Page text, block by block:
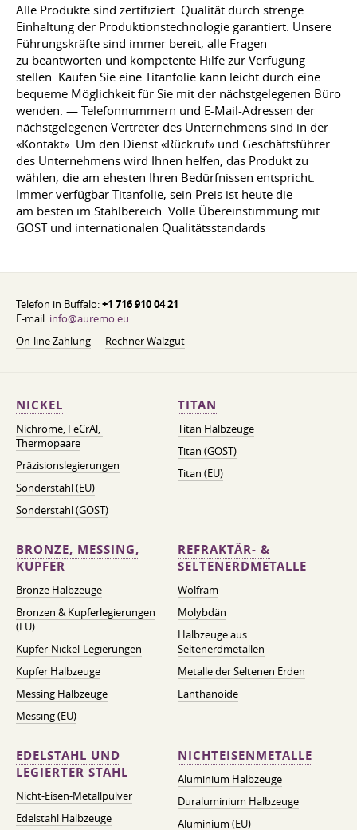
Alle Produkte sind zertifiziert. Qualität durch strenge
Einhaltung der Produktionstechnologie garantiert. Unsere
Führungskräfte sind immer bereit, alle Fragen
zu beantworten und kompetente Hilfe zur Verfügung
stellen. Kaufen Sie eine Titanfolie kann leicht durch eine
bequeme Möglichkeit für Sie mit der nächstgelegenen Büro
wenden. — Telefonnummern und E-Mail-Adressen der
nächstgelegenen Vertreter des Unternehmens sind in der
«Kontakt». Um den Dienst «Rückruf» und Geschäftsführer
des Unternehmens wird Ihnen helfen, das Produkt zu
wählen, die am ehesten Ihren Bedürfnissen entspricht.
Immer verfügbar Titanfolie, sein Preis ist heute die
am besten im Stahlbereich. Volle Übereinstimmung mit
GOST und internationalen Qualitätsstandards
Telefon in Buffalo:+1 716 910 04 21
E-mail: info@auremo.eu
On-line Zahlung
Rechner Walzgut
NICKEL
Nichrome, FeСrAl, ​​
Thermopaare
Präzisionslegierungen
Sonderstahl (EU)
Sonderstahl (GOST)
TITAN
Titan Halbzeuge
Titan (GOST)
Titan (EU)
BRONZE, MESSING,
KUPFER
Bronze Halbzeuge
Bronzen & Kupferlegierungen
(EU)
Kupfer-Nickel-Legierungen
Kupfer Halbzeuge
Messing Halbzeuge
Messing (EU)
REFRAKTÄR- &
SELTENERDMETALLE
Wolfram
Molybdän
Halbzeuge aus
Seltenerdmetallen
Metalle der Seltenen Erden
Lanthanoide
EDELSTAHL UND
LEGIERTER STAHL
Nicht-Eisen-Metallpulver
Edelstahl Halbzeuge
NICHTEISENMETALLE
Aluminium Halbzeuge
Duraluminium Halbzeuge
Aluminium (EU)